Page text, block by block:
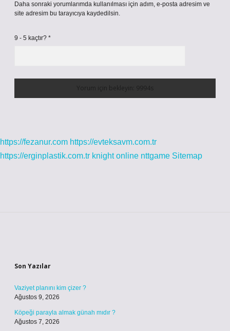
Daha sonraki yorumlarımda kullanılması için adım, e-posta adresim ve
site adresim bu tarayıcıya kaydedilsin.
9 - 5 kaçtır? *
https://fezanur.com https://evteksavm.com.tr
https://erginplastik.com.tr knight online nttgame Sitemap
Son Yazılar
Vaziyet planını kim çizer ?
Ağustos 9, 2026
Köpeği parayla almak günah mıdır ?
Ağustos 7, 2026